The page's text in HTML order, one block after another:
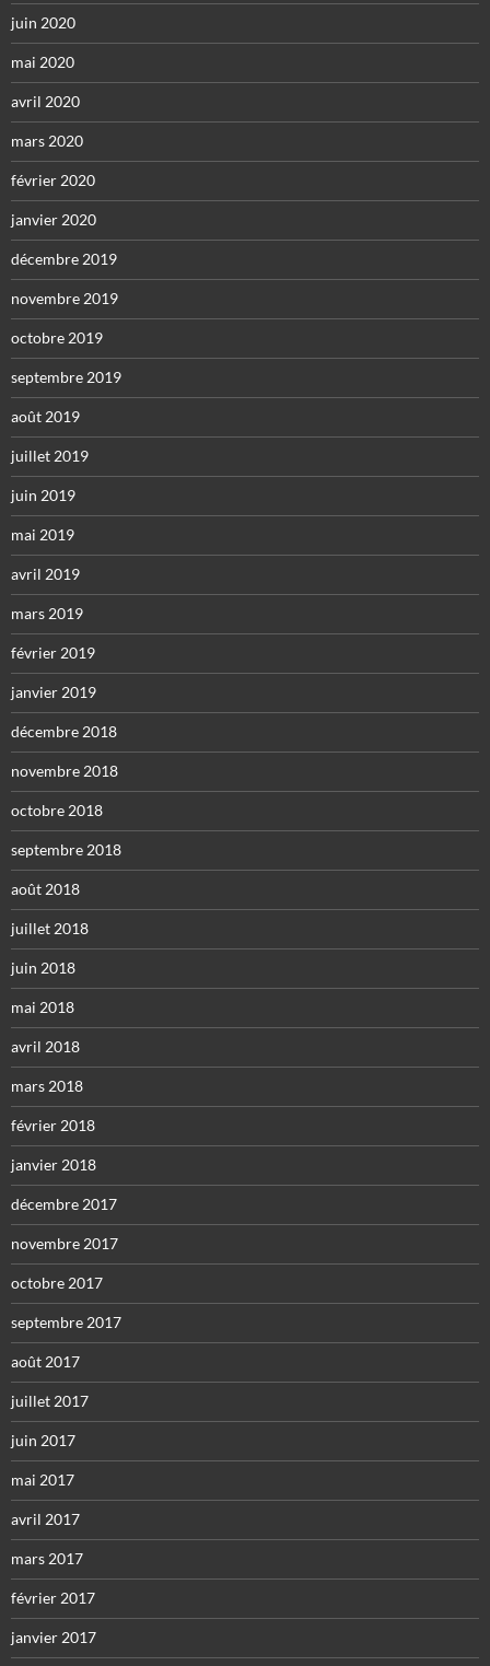
juin 2020
mai 2020
avril 2020
mars 2020
février 2020
janvier 2020
décembre 2019
novembre 2019
octobre 2019
septembre 2019
août 2019
juillet 2019
juin 2019
mai 2019
avril 2019
mars 2019
février 2019
janvier 2019
décembre 2018
novembre 2018
octobre 2018
septembre 2018
août 2018
juillet 2018
juin 2018
mai 2018
avril 2018
mars 2018
février 2018
janvier 2018
décembre 2017
novembre 2017
octobre 2017
septembre 2017
août 2017
juillet 2017
juin 2017
mai 2017
avril 2017
mars 2017
février 2017
janvier 2017